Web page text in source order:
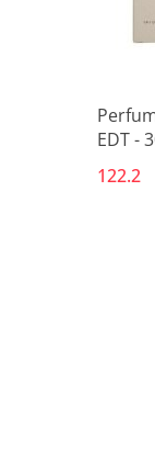
EDT -
122.2